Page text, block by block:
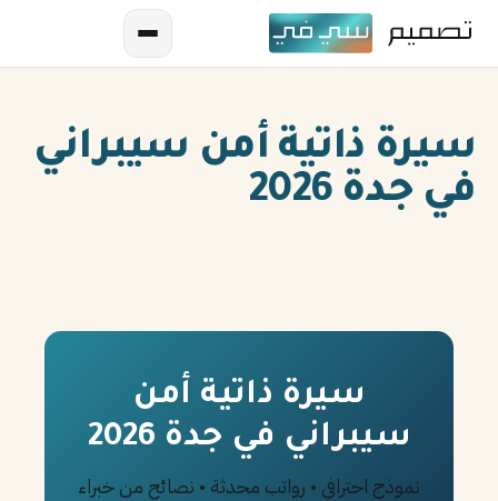
ES
FR
IN
سيرة ذاتية أمن سيبراني
في جدة 2026
سيرة ذاتية أمن
سيبراني في جدة 2026
نموذج احترافي • رواتب محدثة • نصائح من خبراء